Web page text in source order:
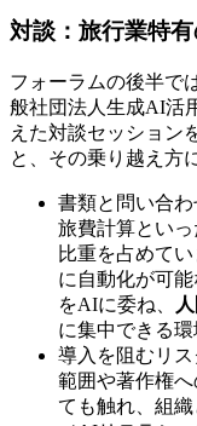
対談：旅行業特
フォーラムの後半で
般社団法人生成AI活
えた対談セッション
と、その乗り越え方
書類と問い合わ
旅費計算とい
比重を占めて
に自動化が可
をAIに委ね、
に集中できる
導入を阻むリ
範囲や著作権
ても触れ、組